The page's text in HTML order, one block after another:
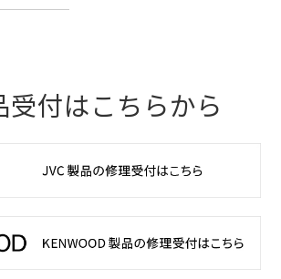
受付はこちらから